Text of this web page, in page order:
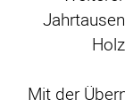
Mit der